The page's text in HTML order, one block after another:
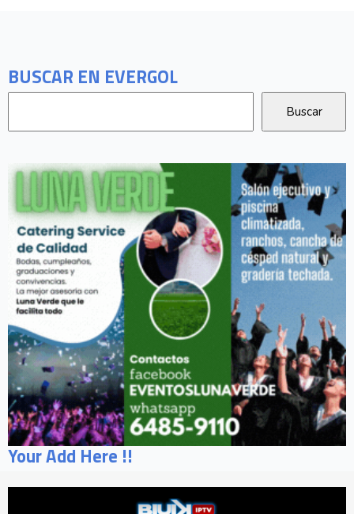
BUSCAR EN EVERGOL
Your Add Here !!